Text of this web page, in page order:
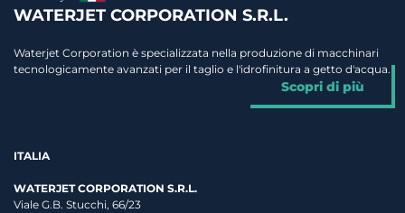
WATERJET CORPORATION S.R.L.
Waterjet Corporation è specializzata nella produzione di macchinari
tecnologicamente avanzati per il taglio e l'idrofinitura a getto d'acqua.
Scopri di più
ITALIA
WATERJET CORPORATION S.R.L.
Viale G.B. Stucchi, 66/23